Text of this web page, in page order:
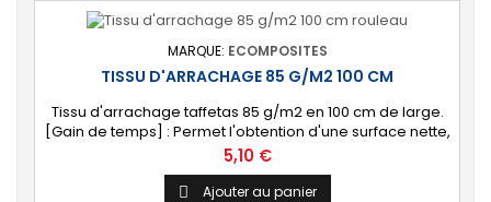
MARQUE: ECOMPOSITES
TISSU D'ARRACHAGE 85 G/M2 100 CM
Tissu d'arrachage taffetas 85 g/m2 en 100 cm de large.
[Gain de temps] : Permet l'obtention d'une surface nette,
réduisant le travail de finition. Conditionnement : vendu
au mètre linéaire, 5 mètres linéaires et au rouleau.
Prix
5,10 €
 Ajouter au panier